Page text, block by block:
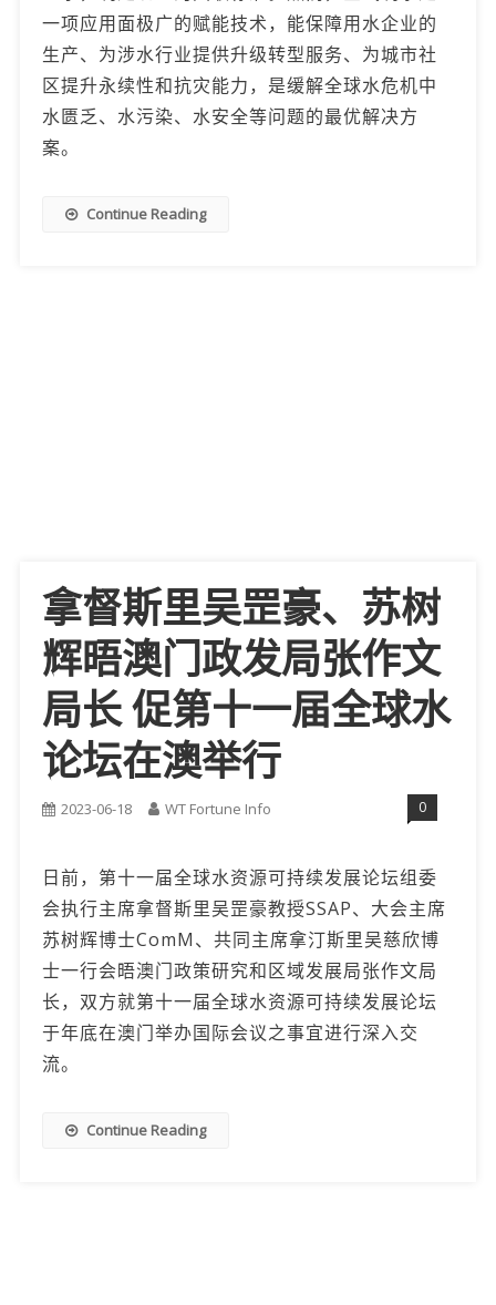
一项应用面极广的赋能技术，能保障用水企业的
生产、为涉水行业提供升级转型服务、为城市社
区提升永续性和抗灾能力，是缓解全球水危机中
水匮乏、水污染、水安全等问题的最优解决方
案。
Continue Reading
拿督斯里吴罡豪、苏树
辉晤澳门政发局张作文
局长 促第十一届全球水
论坛在澳举行
2023-06-18 WT Fortune Info 0
日前，第十一届全球水资源可持续发展论坛组委
会执行主席拿督斯里吴罡豪教授SSAP、大会主席
苏树辉博士ComM、共同主席拿汀斯里吴慈欣博
士一行会晤澳门政策研究和区域发展局张作文局
长，双方就第十一届全球水资源可持续发展论坛
于年底在澳门举办国际会议之事宜进行深入交
流。
Continue Reading